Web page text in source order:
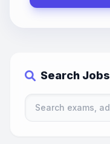
Search Jobs